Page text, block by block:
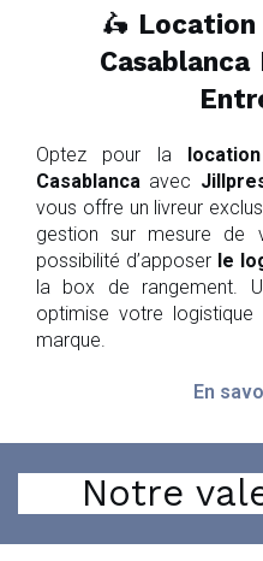
🛵 Location
Casablanca
Optez pour la
Casablanca avec
vous offre un livreur
gestion sur mesure de
possibilité d’apposer le
la box de rangement.
optimise votre
marque.
En
Notre